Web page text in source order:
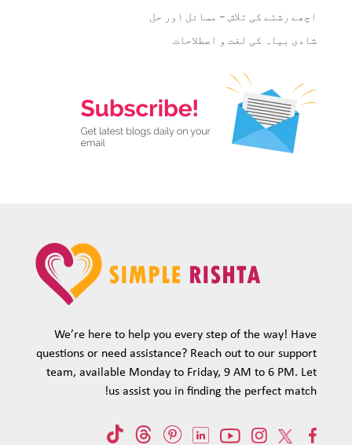
اچھے رشتے کی تلاش – مسائل اور حل
شادی بیاہ کی لغت و اصطلاحات
We’re here to help you every step of the way! Have
questions or need assistance? Reach out to our support
team, available Monday to Friday, 9 AM to 6 PM. Let
us assist you in finding the perfect match!